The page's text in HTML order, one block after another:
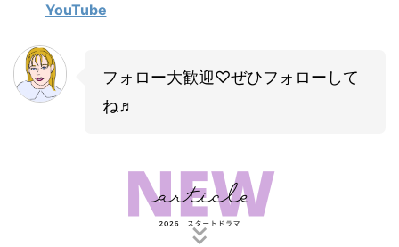
YouTube
フォロー大歓迎♡ぜひフォローして
ね♬